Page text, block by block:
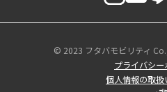
© 2023 フタバモビリティ
プライバシー
個人情報の取